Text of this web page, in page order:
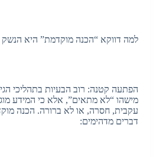
למה דווקא “הכנה מוקדמת” היא הנשק
הפתעה קטנה: רוב הבעיות בתהליכי
מישהו “לא מתאים”, אלא כי המידע
עקבית, חסרה, או לא ברורה. הכנה
דברים מדהימים: